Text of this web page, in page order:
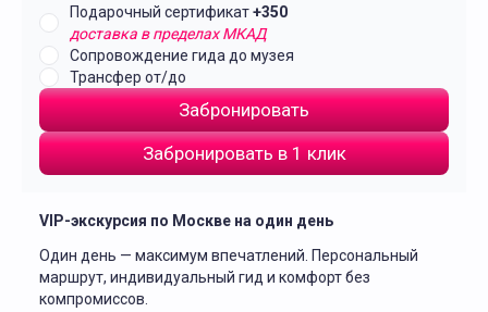
Подарочный сертификат+350
доставка в пределах МКАД
Сопровождение гида до музея
Трансфер от/до
Забронировать
Забронировать в 1 клик
VIP-экскурсия по Москве на один день
Один день — максимум впечатлений. Персональный
маршрут, индивидуальный гид и комфорт без
компромиссов.